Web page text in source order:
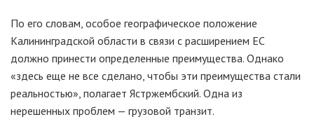
По его словам, особое географическое положение
Калининградской области в связи с расширением ЕС
должно принести определенные преимущества. Однако
«здесь еще не все сделано, чтобы эти преимущества стали
реальностью», полагает Ястржембский. Одна из
нерешенных проблем — грузовой транзит.